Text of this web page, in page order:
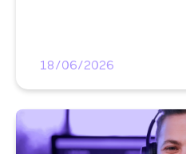
18/06/2026